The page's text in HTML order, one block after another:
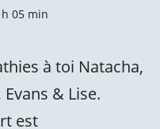
h 05 min
à toi Natacha,
& Lise.
est